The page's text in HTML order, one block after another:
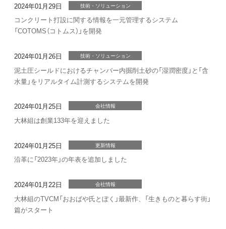
2024年01月29日 技術・ソリューション
コンクリート打設に関する情報を一元管理するシステム
「COTOMS（コトムス）」を開発
2024年01月26日 技術・ソリューション
泥⼟圧シールドにおけるチャンバー内掘削⼟砂の「湿潤密度」と「含
⽔量」をリアルタイム計測するシステムを開発
2024年01月25日 会社情報
大林組は創業133年を迎えました
2024年01月25日 更新情報
沿革に「2023年」の年表を追加しました
2024年01月22日 会社情報
大林組のTVCM「おおばや氏とぼく」最新作、「生きものと暮らす街」
篇がスタート